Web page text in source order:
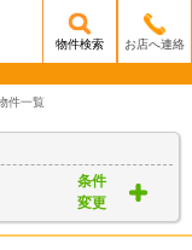
logo.png
物件検索 お店へ連絡
件一覧
条件
変更